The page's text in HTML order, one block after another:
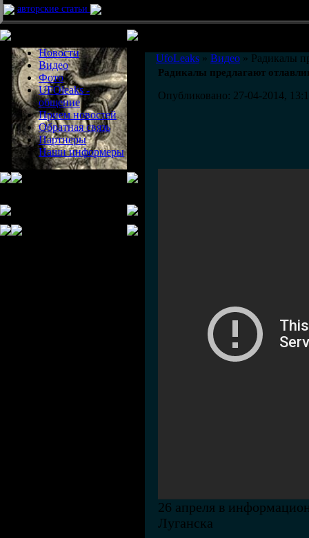
авторские статьи
Новости
Видео
Фото
UFOleaks -
общение
Прием новостей
Обратная связь
Партнеры
Наши информеры
UfoLeaks » Видео » Радикалы
Радикалы предлагают
Опубликовано: 27-04-2014,
26 апреля в
Луганска